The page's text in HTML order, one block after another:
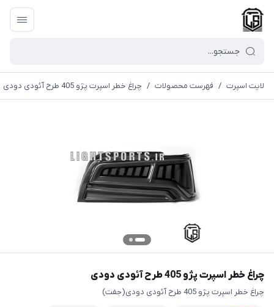
لایت اسپرت / فهرست محصولات / چراغ خطر اسپرت پژو 405 طرح آئودی دودی
چراغ خطر اسپرت پژو 405 طرح آئودی دودی
چراغ خطر اسپرت پژو 405 طرح آئودی دودی(جفت)